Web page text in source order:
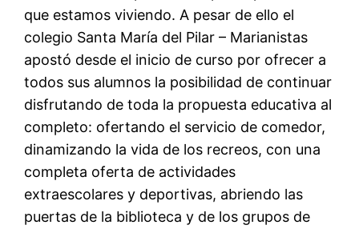
que estamos viviendo. A pesar de ello el
colegio Santa María del Pilar – Marianistas
apostó desde el inicio de curso por ofrecer a
todos sus alumnos la posibilidad de continuar
disfrutando de toda la propuesta educativa al
completo: ofertando el servicio de comedor,
dinamizando la vida de los recreos, con una
completa oferta de actividades
extraescolares y deportivas, abriendo las
puertas de la biblioteca y de los grupos de